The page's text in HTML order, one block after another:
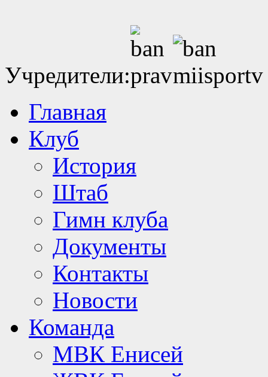
Учредители:
Главная
Клуб
История
Штаб
Гимн клуба
Документы
Контакты
Новости
Команда
МВК Енисей